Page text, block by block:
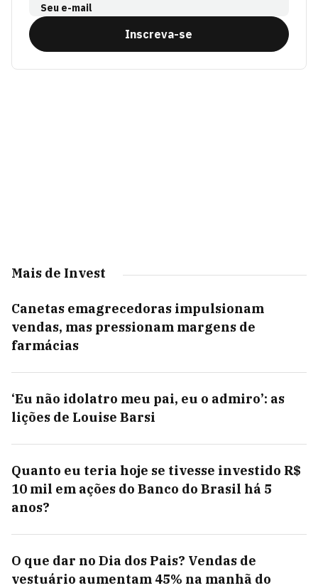
Seu e-mail
Inscreva-se
Mais de Invest
Canetas emagrecedoras impulsionam
vendas, mas pressionam margens de
farmácias
‘Eu não idolatro meu pai, eu o admiro’: as
lições de Louise Barsi
Quanto eu teria hoje se tivesse investido R$
10 mil em ações do Banco do Brasil há 5
anos?
O que dar no Dia dos Pais? Vendas de
vestuário aumentam 45% na manhã do